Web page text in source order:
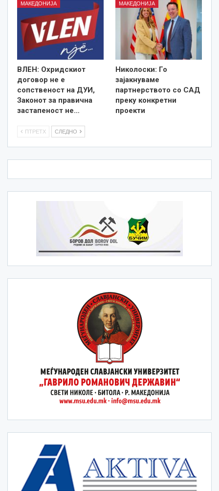
МАКЕДОНИЈА
ВЛЕН: Охридскиот
договор не е
сопственост на ДУИ,
Законот за правична
застапеност не…
МАКЕДОНИЈА
Николоски: Го
зајакнуваме
партнерството со САД
преку конкретни
проекти
ПТРЕТХ СЛЕДНО